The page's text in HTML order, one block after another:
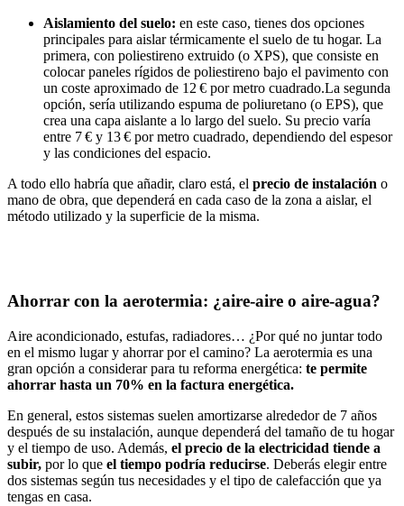
Aislamiento del suelo: en este caso, tienes dos opciones
principales para aislar térmicamente el suelo de tu hogar. La
primera, con poliestireno extruido (o XPS), que consiste en
colocar paneles rígidos de poliestireno bajo el pavimento con
un coste aproximado de 12 € por metro cuadrado.La segunda
opción, sería utilizando espuma de poliuretano (o EPS), que
crea una capa aislante a lo largo del suelo. Su precio varía
entre 7 € y 13 € por metro cuadrado, dependiendo del espesor
y las condiciones del espacio​.
A todo ello habría que añadir, claro está, el precio de instalación o
mano de obra, que dependerá en cada caso de la zona a aislar, el
método utilizado y la superficie de la misma.
Ahorrar con la aerotermia: ¿aire-aire o aire-agua?
Aire acondicionado, estufas, radiadores… ¿Por qué no juntar todo
en el mismo lugar y ahorrar por el camino? La aerotermia es una
gran opción a considerar para tu reforma energética: te permite
ahorrar hasta un 70% en la factura energética.
En general, estos sistemas suelen amortizarse alrededor de 7 años
después de su instalación, aunque dependerá del tamaño de tu hogar
y el tiempo de uso. Además, el precio de la electricidad tiende a
subir, por lo que el tiempo podría reducirse. Deberás elegir entre
dos sistemas según tus necesidades y el tipo de calefacción que ya
tengas en casa.